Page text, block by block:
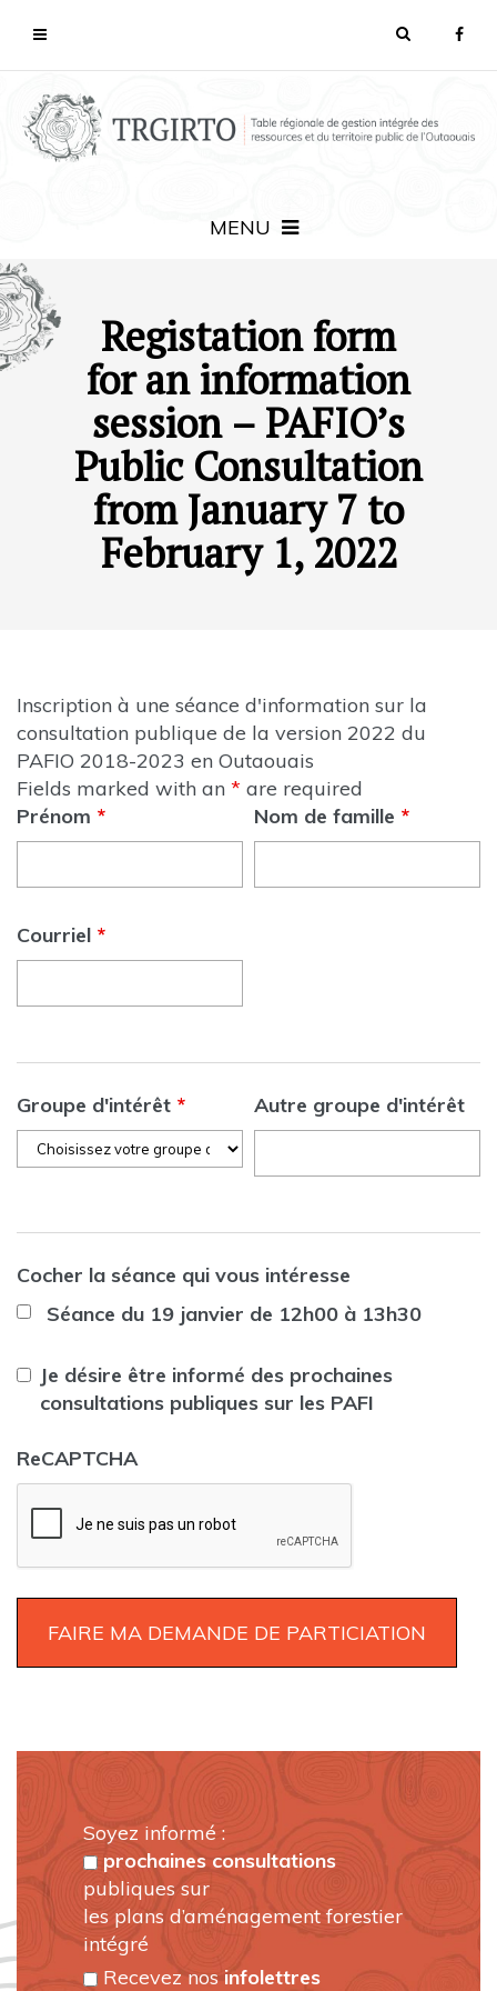
MENU
Registation form
for an information
session – PAFIO’s
Public Consultation
from January 7 to
February 1, 2022
Inscription à une séance d'information sur la
consultation publique de la version 2022 du
PAFIO 2018-2023 en Outaouais
Fields marked with an * are required
Prénom * Nom de famille *
Courriel *
Groupe d'intérêt * Autre groupe d'intérêt
Cocher la séance qui vous intéresse
Séance du 19 janvier de 12h00 à 13h30
Je désire être informé des prochaines
consultations publiques sur les PAFI
ReCAPTCHA
Soyez informé :
prochaines consultations
publiques sur
les plans d’aménagement forestier
intégré
Recevez nosinfolettres